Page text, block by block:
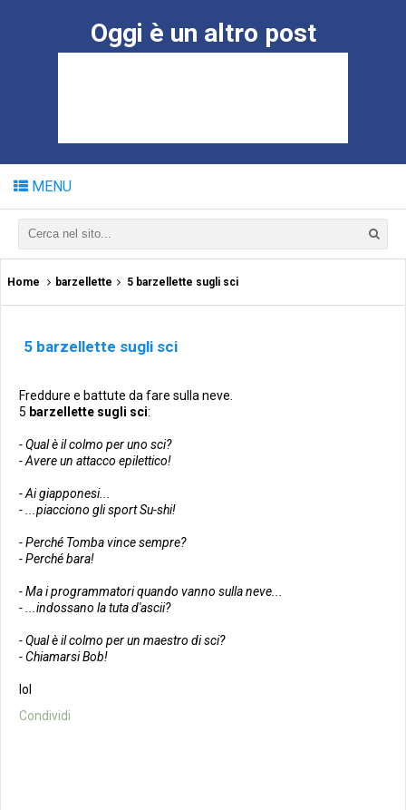
Oggi è un altro post
MENU
Home barzellette 5 barzellette sugli sci
5 barzellette sugli sci
Freddure e battute da fare sulla neve.
5 barzellette sugli sci:
- Qual è il colmo per uno sci?
- Avere un attacco epilettico!
- Ai giapponesi...
- ...piacciono gli sport Su-shi!
- Perché Tomba vince sempre?
- Perché bara!
- Ma i programmatori quando vanno sulla neve...
- ...indossano la tuta d'ascii?
- Qual è il colmo per un maestro di sci?
- Chiamarsi Bob!
lol
Condividi